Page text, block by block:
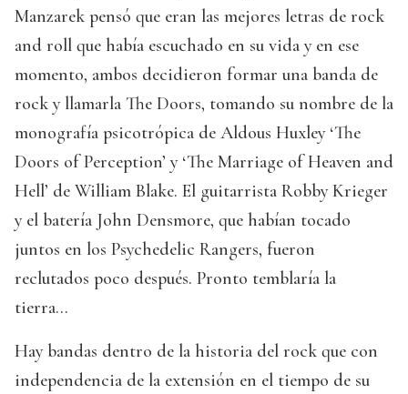
Manzarek pensó que eran las mejores letras de rock
and roll que había escuchado en su vida y en ese
momento, ambos decidieron formar una banda de
rock y llamarla The Doors, tomando su nombre de la
monografía psicotrópica de Aldous Huxley ‘The
Doors of Perception’ y ‘The Marriage of Heaven and
Hell’ de William Blake. El guitarrista Robby Krieger
y el batería John Densmore, que habían tocado
juntos en los Psychedelic Rangers, fueron
reclutados poco después. Pronto temblaría la
tierra…
Hay bandas dentro de la historia del rock que con
independencia de la extensión en el tiempo de su